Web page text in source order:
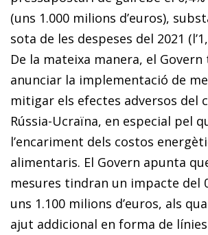
(uns 1.000 milions d’euros),
sota de les despeses del 2021
De la mateixa manera, el Govern
anunciar la implementació de
mitigar els efectes adversos del
Rússia-Ucraïna, en especial pel
l’encariment dels costos
alimentaris. El Govern apunta
mesures tindran un impacte del
uns 1.100 milions d’euros, als
ajut addicional en forma de